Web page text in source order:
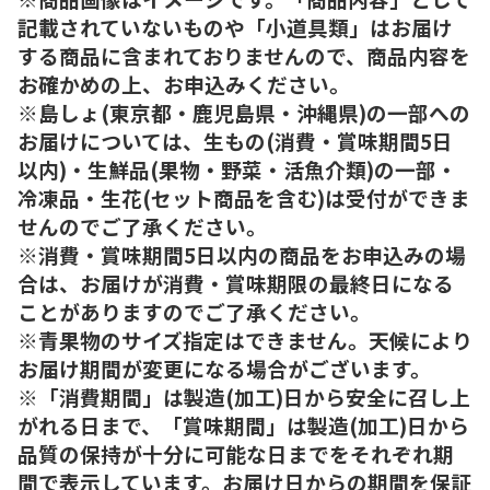
記載されていないものや「小道具類」はお届け
する商品に含まれておりませんので、商品内容を
お確かめの上、お申込みください。
※島しょ(東京都・鹿児島県・沖縄県)の一部への
お届けについては、生もの(消費・賞味期間5日
以内)・生鮮品(果物・野菜・活魚介類)の一部・
冷凍品・生花(セット商品を含む)は受付ができま
せんのでご了承ください。
※消費・賞味期間5日以内の商品をお申込みの場
合は、お届けが消費・賞味期限の最終日になる
ことがありますのでご了承ください。
※青果物のサイズ指定はできません。天候により
お届け期間が変更になる場合がございます。
※「消費期間」は製造(加工)日から安全に召し上
がれる日まで、「賞味期間」は製造(加工)日から
品質の保持が十分に可能な日までをそれぞれ期
間で表示しています。お届け日からの期間を保証